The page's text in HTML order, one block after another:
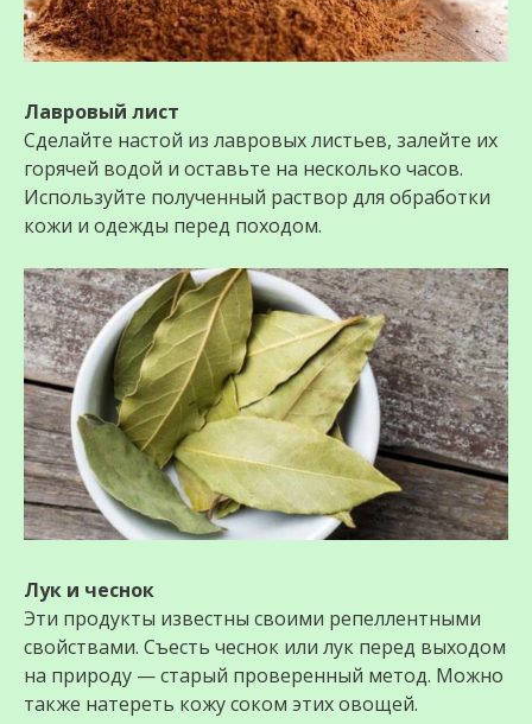
Лавровый лист
Сделайте настой из лавровых листьев, залейте их
горячей водой и оставьте на несколько часов.
Используйте полученный раствор для обработки
кожи и одежды перед походом.
Лук и чеснок
Эти продукты известны своими репеллентными
свойствами. Съесть чеснок или лук перед выходом
на природу — старый проверенный метод. Можно
также натереть кожу соком этих овощей.